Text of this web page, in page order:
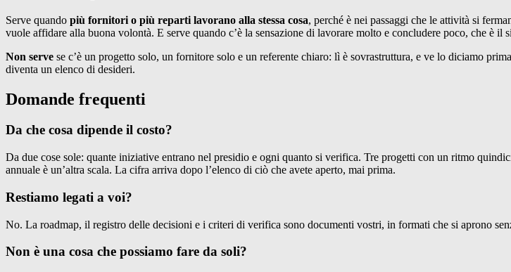
Serve quando più fornitori o più reparti lavorano alla stessa cosa, perché è nei passaggi che le attività si
vuole affidare alla buona volontà. E serve quando c’è la sensazione di lavorare molto e concludere poco, che è il
Non serve se c’è un progetto solo, un fornitore solo e un referente chiaro: lì è sovrastruttura, e ve lo diciamo
diventa un elenco di desideri.
Domande frequenti
Da che cosa dipende il costo?
Da due cose sole: quante iniziative entrano nel presidio e ogni quanto si verifica. Tre progetti con un ritmo
annuale è un’altra scala. La cifra arriva dopo l’elenco di ciò che avete aperto, mai prima.
Restiamo legati a voi?
No. La roadmap, il registro delle decisioni e i criteri di verifica sono documenti vostri, in formati che si aprono
Non è una cosa che possiamo fare da soli?